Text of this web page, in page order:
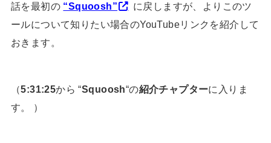
話を最初の “Squoosh”
に戻しますが、よりこのツ
ールについて知りたい場合のYouTubeリンクを紹介して
おきます。
（5:31:25から “Squoosh“の紹介チャプターに入りま
す。 ）